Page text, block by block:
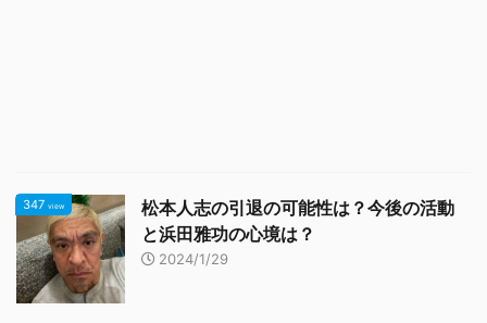
347 view
松本人志の引退の可能性は？今後の活動
と浜田雅功の心境は？
2024/1/29